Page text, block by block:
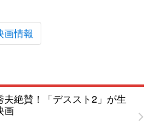
画情報
夫絶賛！「デススト2」が生
画